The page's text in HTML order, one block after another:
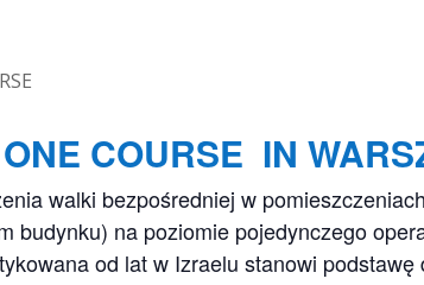
COURSE IN
walki bezpośredniej w
budynku) na poziomie pojedynczego
od lat w Izraelu stanowi